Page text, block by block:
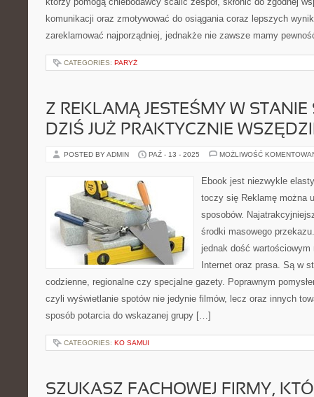
komunikacji oraz zmotywować do osiągania coraz lepszych
zareklamować najporządniej, jednakże nie zawsze mamy
CATEGORIES: PARYŻ
Z REKLAMĄ JESTEŚMY W
DZIŚ JUŻ PRAKTYCZNIE
POSTED BY ADMIN PAŹ - 13 - 2025 MOŻLIWOŚĆ
Ebook jest niezwykle
toczy się Reklamę można
sposobów.
środki masowego
jednak dość
Internet oraz prasa. Są w
codzienne, regionalne czy specjalne gazety. Poprawnym
czyli wyświetlanie spotów nie jedynie filmów, lecz oraz innych
sposób potarcia do wskazanej grupy […]
CATEGORIES: KO SAMUI
SZUKASZ FACHOWEJ FIRMY,